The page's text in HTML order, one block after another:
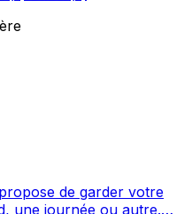
de garder votre
une journée ou autre.